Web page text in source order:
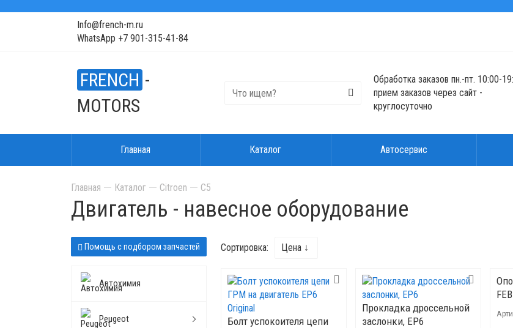
Info@french-m.ru
WhatsApp +7 901-315-41-84
FRENCH -
MOTORS
Обработка заказов пн.-пт. 10:00-
прием заказов через сайт -
круглосуточно
Главная Каталог Автосервис
Главная Каталог Citroen C5
Двигатель - навесное оборудование
Помощь с подбором запчастей
Автохимия
Peugeot
Сортировка: Цена ↓
Болт успокоителя цепи
Прокладка дроссельной
заслонки, EP6